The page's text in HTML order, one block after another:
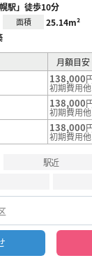
駅」徒歩10分
面積 25.14m²
月額目安
138,000
初期費用
138,000
初期費用
138,000
初期費用
駅近